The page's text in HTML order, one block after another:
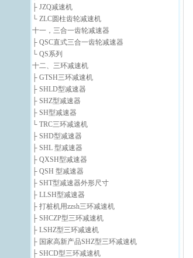
├ JZQ减速机
└ ZLC圆柱齿轮减速机
十一，三合一齿轮减速器
├ QSC直式三合一齿轮减速器
└ QS系列
十二、三环减速机
├ GTSH三环减速机
├ SHLD型减速器
├ SHZ型减速器
├ SH型减速器
└ TRC三环减速机
├ SHD型减速器
├ SHL 型减速器
├ QXSH型减速器
├ QSH 型减速器
├ SHT型减速器外形尺寸
├ LLSH型减速器
├ 打桩机用zzsh三环减速机
├ SHCZP型三环减速机
├ LSHZ型三环减速机
├ 国家高新产品SHZ型三环减速机
├ SHCD型三环减速机